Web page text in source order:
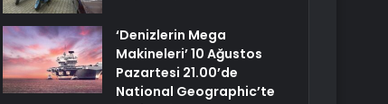
‘Denizlerin Mega
Makineleri’ 10 Ağustos
Pazartesi 21.00’de
National Geographic’te